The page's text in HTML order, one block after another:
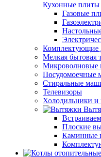
Кухонные плиты
Газовые
Комплектующие
Мелкая бытовая
Микроволновые
Посудомоечные
Стиральные
Телевизоры
Холодильники и
Плоские
Каминные